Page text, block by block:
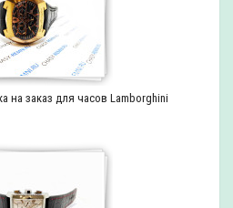
на заказ для часов Lamborghini